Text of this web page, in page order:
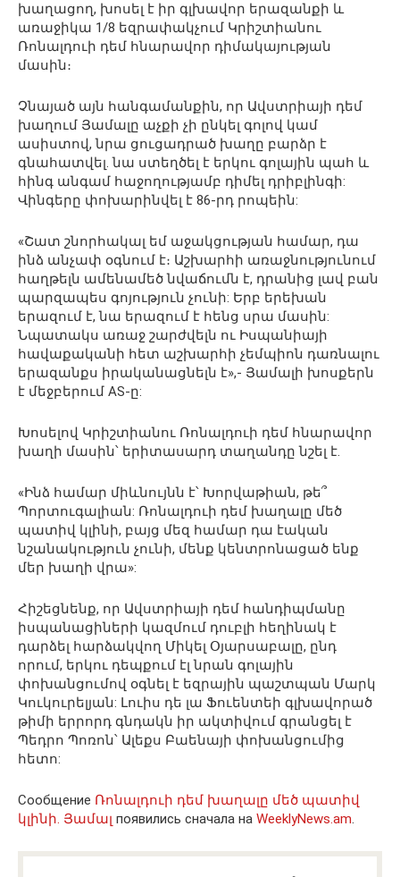
խաղացող, խոսել է իր գլխավոր երազանքի և
առաջիկա 1/8 եզրափակչում Կրիշտիանու
Ռոնալդուի դեմ հնարավոր դիմակայության
մասին։
Չնայած այն հանգամանքին, որ Ավստրիայի դեմ
խաղում Յամալը աչքի չի ընկել գոլով կամ
ասիստով, նրա ցուցադրած խաղը բարձր է
գնահատվել. նա ստեղծել է երկու գոլային պահ և
հինգ անգամ հաջողությամբ դիմել դրիբլինգի:
Վինգերը փոխարինվել է 86-րդ րոպեին:
«Շատ շնորհակալ եմ աջակցության համար, դա
ինձ անչափ օգնում է։ Աշխարհի առաջնությունում
հաղթելն ամենամեծ նվաճումն է, դրանից լավ բան
պարզապես գոյություն չունի: Երբ երեխան
երազում է, նա երազում է հենց սրա մասին:
Նպատակս առաջ շարժվելն ու Իսպանիայի
հավաքականի հետ աշխարհի չեմպիոն դառնալու
երազանքս իրականացնելն է»,- Յամալի խոսքերն
է մեջբերում AS-ը:
Խոսելով Կրիշտիանու Ռոնալդուի դեմ հնարավոր
խաղի մասին՝ երիտասարդ տաղանդը նշել է.
«Ինձ համար միևնույնն է՝ Խորվաթիան, թե՞
Պորտուգալիան: Ռոնալդուի դեմ խաղալը մեծ
պատիվ կլինի, բայց մեզ համար դա էական
նշանակություն չունի, մենք կենտրոնացած ենք
մեր խաղի վրա»:
Հիշեցնենք, որ Ավստրիայի դեմ հանդիպմանը
իսպանացիների կազմում դուբլի հեղինակ է
դարձել հարձակվող Միկել Օյարսաբալը, ընդ
որում, երկու դեպքում էլ նրան գոլային
փոխանցումով օգնել է եզրային պաշտպան Մարկ
Կուկուրելյան: Լուիս դե լա Ֆուենտեի գլխավորած
թիմի երրորդ գնդակն իր ակտիվում գրանցել է
Պեդրո Պոռոն՝ Ալեքս Բաենայի փոխանցումից
հետո:
Сообщение Ռոնալդուի դեմ խաղալը մեծ պատիվ
կլինի. Յամալ появились сначала на WeeklyNews.am.